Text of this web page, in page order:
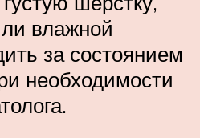
влажной
за состоянием
необходимости